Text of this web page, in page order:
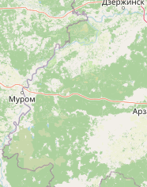
Ецери
И
Икалто
М
Манави
Марнеули
Мартвили
Махинджаури
Кухонные приборы
Веранда
Для Вечеринки
Телевизор
Wi-Fi
Мебель